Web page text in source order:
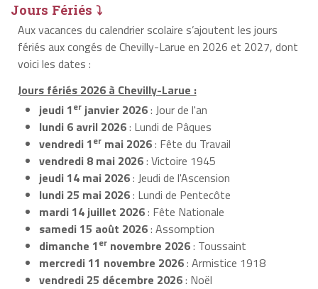
Jours Fériés ⤵
Aux vacances du calendrier scolaire s’ajoutent les jours
fériés aux congés de Chevilly-Larue en 2026 et 2027, dont
voici les dates :
Jours fériés 2026 à Chevilly-Larue :
jeudi 1er janvier 2026: Jour de l'an
lundi 6 avril 2026: Lundi de Pâques
vendredi 1er mai 2026: Fête du Travail
vendredi 8 mai 2026: Victoire 1945
jeudi 14 mai 2026: Jeudi de l'Ascension
lundi 25 mai 2026: Lundi de Pentecôte
mardi 14 juillet 2026: Fête Nationale
samedi 15 août 2026: Assomption
dimanche 1er novembre 2026: Toussaint
mercredi 11 novembre 2026: Armistice 1918
vendredi 25 décembre 2026: Noël